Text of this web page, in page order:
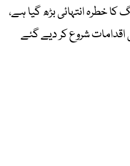
کا خطرہ انتہائی بڑھ گیا ہے،
شروع کر دیے گئے